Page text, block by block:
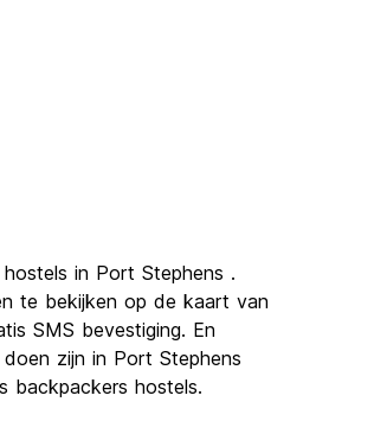
in Port Stephens .
te bekijken op de kaart van
SMS bevestiging. En
zijn in Port Stephens
backpackers hostels.